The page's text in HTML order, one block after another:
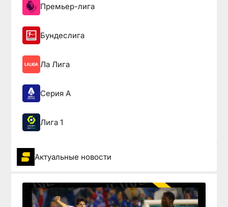
Премьер-лига
Бундеслига
Ла Лига
Серия А
Лига 1
Актуальные новости